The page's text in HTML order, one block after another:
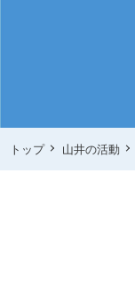
トップ 山井の活動